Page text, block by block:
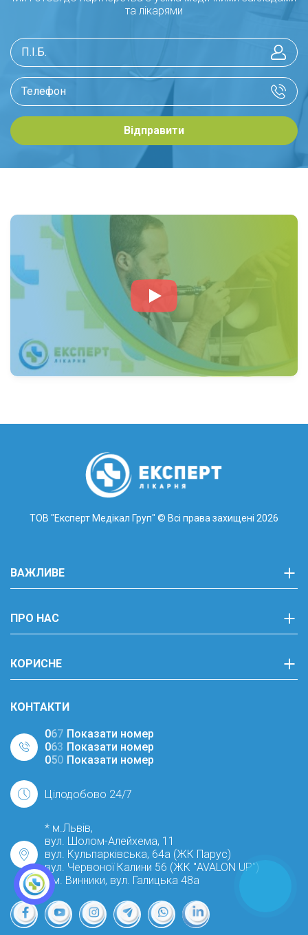
та лікарями
Відправити
ТОВ "Експерт Медікал Груп" © Всі права захищені 2026
ВАЖЛИВЕ
ПРО НАС
КОРИСНЕ
КОНТАКТИ
067 Показати номер
063 Показати номер
050 Показати номер
Цілодобово 24/7
* м.Львів,
вул. Шолом-Алейхема, 11
вул. Кульпарківська, 64а (ЖК Парус)
вул. Червоної Калини 56 (ЖК "AVALON UP")
* м. Винники, вул. Галицька 48а